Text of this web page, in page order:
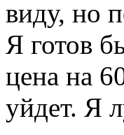
виду, но
Я готов
цена на
уйдет. Я